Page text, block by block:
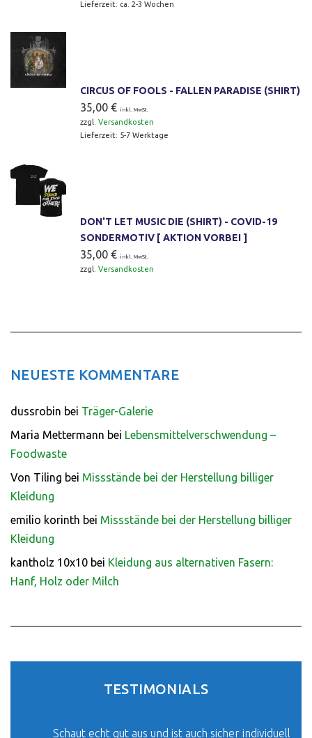
Lieferzeit: ca. 2-3 Wochen
CIRCUS OF FOOLS - FALLEN PARADISE (SHIRT)
35,00 € inkl. MwSt.
zzgl. Versandkosten
Lieferzeit: 5-7 Werktage
DON'T LET MUSIC DIE (SHIRT) - COVID-19
SONDERMOTIV [ AKTION VORBEI ]
35,00 € inkl. MwSt.
zzgl. Versandkosten
NEUESTE KOMMENTARE
dussrobin bei Träger-Galerie
Maria Mettermann bei Lebensmittelverschwendung –
Foodwaste
Von Tiling bei Missstände bei der Herstellung billiger
Kleidung
emilio korinth bei Missstände bei der Herstellung billiger
Kleidung
kantholz 10x10 bei Kleidung aus alternativen Fasern:
Hanf, Holz oder Milch
TESTIMONIALS
Schaut echt gut aus und ist auch sicher individuell